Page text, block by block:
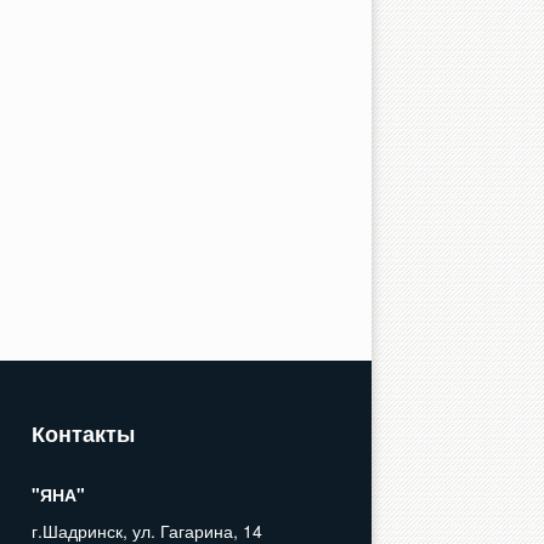
Контакты
"ЯНА"
г.Шадринск, ул. Гагарина, 14